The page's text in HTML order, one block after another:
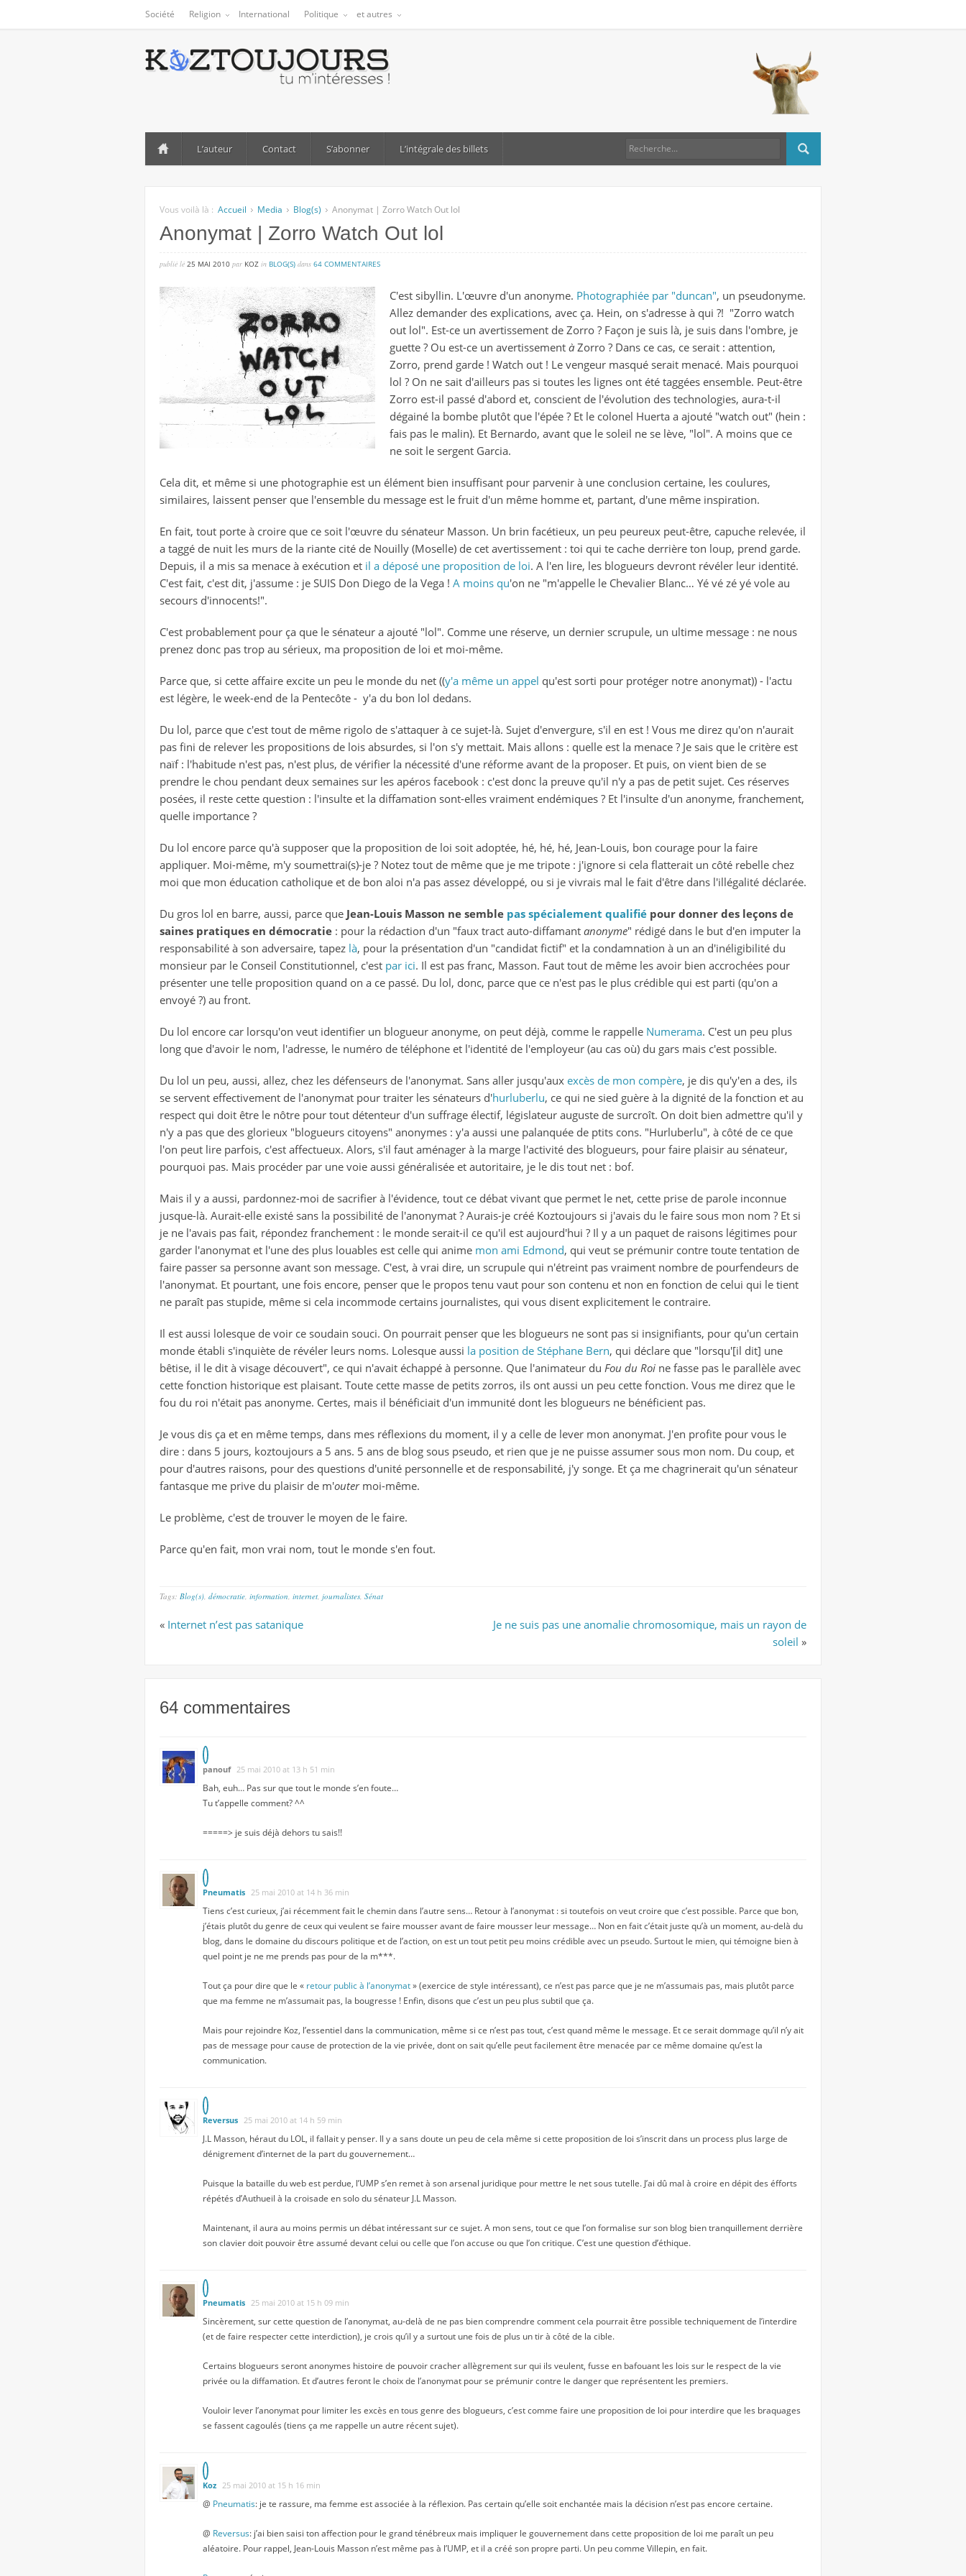
Société Religion International Politique et autres
L’auteur Contact S’abonner L’intégrale des billets
Vous voilà là : Accueil Media Blog(s) Anonymat | Zorro Watch Out lol
Anonymat | Zorro Watch Out lol
publié lé 25 MAI 2010 par KOZ in BLOG(S) dans 64 COMMENTAIRESsur
zorro
watch
C'est sibyllin. L'œuvre d'un anonyme. Photographiée par "duncan", un pseudonyme.
Allez demander des explications, avec ça. Hein, on s'adresse à qui ?! "Zorro watch
out lol". Est-ce un avertissement de Zorro ? Façon je suis là, je suis dans l'ombre, je
guette ? Ou est-ce un avertissement à Zorro ? Dans ce cas, ce serait : attention,
Zorro, prend garde ! Watch out ! Le vengeur masqué serait menacé. Mais pourquoi
lol ? On ne sait d'ailleurs pas si toutes les lignes ont été taggées ensemble. Peut-être
Zorro est-il passé d'abord et, conscient de l'évolution des technologies, aura-t-il
dégainé la bombe plutôt que l'épée ? Et le colonel Huerta a ajouté "watch out" (hein :
fais pas le malin). Et Bernardo, avant que le soleil ne se lève, "lol". A moins que ce
ne soit le sergent Garcia.
Cela dit, et même si une photographie est un élément bien insuffisant pour parvenir à une conclusion certaine, les coulures,
similaires, laissent penser que l'ensemble du message est le fruit d'un même homme et, partant, d'une même inspiration.
En fait, tout porte à croire que ce soit l'œuvre du sénateur Masson. Un brin facétieux, un peu peureux peut-être, capuche relevée, il
a taggé de nuit les murs de la riante cité de Nouilly (Moselle) de cet avertissement : toi qui te cache derrière ton loup, prend garde.
Depuis, il a mis sa menace à exécution et il a déposé une proposition de loi. A l'en lire, les blogueurs devront révéler leur identité.
C'est fait, c'est dit, j'assume : je SUIS Don Diego de la Vega ! A moins qu'on ne "m'appelle le Chevalier Blanc… Yé vé zé yé vole au
secours d'innocents!".
C'est probablement pour ça que le sénateur a ajouté "lol". Comme une réserve, un dernier scrupule, un ultime message : ne nous
prenez donc pas trop au sérieux, ma proposition de loi et moi-même.
Parce que, si cette affaire excite un peu le monde du net ((y'a même un appel qu'est sorti pour protéger notre anonymat)) - l'actu
est légère, le week-end de la Pentecôte - y'a du bon lol dedans.
Du lol, parce que c'est tout de même rigolo de s'attaquer à ce sujet-là. Sujet d'envergure, s'il en est ! Vous me direz qu'on n'aurait
pas fini de relever les propositions de lois absurdes, si l'on s'y mettait. Mais allons : quelle est la menace ? Je sais que le critère est
naïf : l'habitude n'est pas, n'est plus, de vérifier la nécessité d'une réforme avant de la proposer. Et puis, on vient bien de se
prendre le chou pendant deux semaines sur les apéros facebook : c'est donc la preuve qu'il n'y a pas de petit sujet. Ces réserves
posées, il reste cette question : l'insulte et la diffamation sont-elles vraiment endémiques ? Et l'insulte d'un anonyme, franchement,
quelle importance ?
Du lol encore parce qu'à supposer que la proposition de loi soit adoptée, hé, hé, hé, Jean-Louis, bon courage pour la faire
appliquer. Moi-même, m'y soumettrai(s)-je ? Notez tout de même que je me tripote : j'ignore si cela flatterait un côté rebelle chez
moi que mon éducation catholique et de bon aloi n'a pas assez développé, ou si je vivrais mal le fait d'être dans l'illégalité déclarée.
Du gros lol en barre, aussi, parce que Jean-Louis Masson ne semble pas spécialement qualifié pour donner des leçons de
saines pratiques en démocratie : pour la rédaction d'un "faux tract auto-diffamant anonyme" rédigé dans le but d'en imputer la
responsabilité à son adversaire, tapez là, pour la présentation d'un "candidat fictif" et la condamnation à un an d'inéligibilité du
monsieur par le Conseil Constitutionnel, c'est par ici. Il est pas franc, Masson. Faut tout de même les avoir bien accrochées pour
présenter une telle proposition quand on a ce passé. Du lol, donc, parce que ce n'est pas le plus crédible qui est parti (qu'on a
envoyé ?) au front.
Du lol encore car lorsqu'on veut identifier un blogueur anonyme, on peut déjà, comme le rappelle Numerama. C'est un peu plus
long que d'avoir le nom, l'adresse, le numéro de téléphone et l'identité de l'employeur (au cas où) du gars mais c'est possible.
Du lol un peu, aussi, allez, chez les défenseurs de l'anonymat. Sans aller jusqu'aux excès de mon compère, je dis qu'y'en a des, ils
se servent effectivement de l'anonymat pour traiter les sénateurs d'hurluberlu, ce qui ne sied guère à la dignité de la fonction et au
respect qui doit être le nôtre pour tout détenteur d'un suffrage électif, législateur auguste de surcroît. On doit bien admettre qu'il y
n'y a pas que des glorieux "blogueurs citoyens" anonymes : y'a aussi une palanquée de ptits cons. "Hurluberlu", à côté de ce que
l'on peut lire parfois, c'est affectueux. Alors, s'il faut aménager à la marge l'activité des blogueurs, pour faire plaisir au sénateur,
pourquoi pas. Mais procéder par une voie aussi généralisée et autoritaire, je le dis tout net : bof.
Mais il y a aussi, pardonnez-moi de sacrifier à l'évidence, tout ce débat vivant que permet le net, cette prise de parole inconnue
jusque-là. Aurait-elle existé sans la possibilité de l'anonymat ? Aurais-je créé Koztoujours si j'avais du le faire sous mon nom ? Et si
je ne l'avais pas fait, répondez franchement : le monde serait-il ce qu'il est aujourd'hui ? Il y a un paquet de raisons légitimes pour
garder l'anonymat et l'une des plus louables est celle qui anime mon ami Edmond, qui veut se prémunir contre toute tentation de
faire passer sa personne avant son message. C'est, à vrai dire, un scrupule qui n'étreint pas vraiment nombre de pourfendeurs de
l'anonymat. Et pourtant, une fois encore, penser que le propos tenu vaut pour son contenu et non en fonction de celui qui le tient
ne paraît pas stupide, même si cela incommode certains journalistes, qui vous disent explicitement le contraire.
Il est aussi lolesque de voir ce soudain souci. On pourrait penser que les blogueurs ne sont pas si insignifiants, pour qu'un certain
monde établi s'inquiète de révéler leurs noms. Lolesque aussi la position de Stéphane Bern, qui déclare que "lorsqu'[il dit] une
bêtise, il le dit à visage découvert", ce qui n'avait échappé à personne. Que l'animateur du Fou du Roi ne fasse pas le parallèle avec
cette fonction historique est plaisant. Toute cette masse de petits zorros, ils ont aussi un peu cette fonction. Vous me direz que le
fou du roi n'était pas anonyme. Certes, mais il bénéficiait d'un immunité dont les blogueurs ne bénéficient pas.
Je vous dis ça et en même temps, dans mes réflexions du moment, il y a celle de lever mon anonymat. J'en profite pour vous le
dire : dans 5 jours, koztoujours a 5 ans. 5 ans de blog sous pseudo, et rien que je ne puisse assumer sous mon nom. Du coup, et
pour d'autres raisons, pour des questions d'unité personnelle et de responsabilité, j'y songe. Et ça me chagrinerait qu'un sénateur
fantasque me prive du plaisir de m'outermoi-même.
Le problème, c'est de trouver le moyen de le faire.
Parce qu'en fait, mon vrai nom, tout le monde s'en fout.
Tags: Blog(s), démocratie, information, internet, journalistes, Sénat
« Internet n’est pas satanique
Je ne suis pas une anomalie chromosomique, mais un rayon de
soleil »
64 commentaires
panouf 25 mai 2010 at 13 h 51 min
Bah, euh… Pas sur que tout le monde s’en foute…
Tu t’appelle comment? ^^
=====> je suis déjà dehors tu sais!!
Pneumatis 25 mai 2010 at 14 h 36 min
Tiens c’est curieux, j’ai récemment fait le chemin dans l’autre sens… Retour à l’anonymat : si toutefois on veut croire que c’est possible. Parce que bon,
j’étais plutôt du genre de ceux qui veulent se faire mousser avant de faire mousser leur message… Non en fait c’était juste qu’à un moment, au-delà du
blog, dans le domaine du discours politique et de l’action, on est un tout petit peu moins crédible avec un pseudo. Surtout le mien, qui témoigne bien à
quel point je ne me prends pas pour de la m***.
Tout ça pour dire que le « retour public à l’anonymat» (exercice de style intéressant), ce n’est pas parce que je ne m’assumais pas, mais plutôt parce
que ma femme ne m’assumait pas, la bougresse ! Enfin, disons que c’est un peu plus subtil que ça.
Mais pour rejoindre Koz, l’essentiel dans la communication, même si ce n’est pas tout, c’est quand même le message. Et ce serait dommage qu’il n’y ait
pas de message pour cause de protection de la vie privée, dont on sait qu’elle peut facilement être menacée par ce même domaine qu’est la
communication.
Reversus 25 mai 2010 at 14 h 59 min
J.L Masson, héraut du LOL, il fallait y penser. Il y a sans doute un peu de cela même si cette proposition de loi s’inscrit dans un process plus large de
dénigrement d’internet de la part du gouvernement…
Puisque la bataille du web est perdue, l’UMP s’en remet à son arsenal juridique pour mettre le net sous tutelle. J’ai dû mal à croire en dépit des éfforts
répétés d’Authueil à la croisade en solo du sénateur J.L Masson.
Maintenant, il aura au moins permis un débat intéressant sur ce sujet. A mon sens, tout ce que l’on formalise sur son blog bien tranquillement derrière
son clavier doit pouvoir être assumé devant celui ou celle que l’on accuse ou que l’on critique. C’est une question d’éthique.
Pneumatis 25 mai 2010 at 15 h 09 min
Sincèrement, sur cette question de l’anonymat, au-delà de ne pas bien comprendre comment cela pourrait être possible techniquement de l’interdire
(et de faire respecter cette interdiction), je crois qu’il y a surtout une fois de plus un tir à côté de la cible.
Certains blogueurs seront anonymes histoire de pouvoir cracher allègrement sur qui ils veulent, fusse en bafouant les lois sur le respect de la vie
privée ou la diffamation. Et d’autres feront le choix de l’anonymat pour se prémunir contre le danger que représentent les premiers.
Vouloir lever l’anonymat pour limiter les excès en tous genre des blogueurs, c’est comme faire une proposition de loi pour interdire que les braquages
se fassent cagoulés (tiens ça me rappelle un autre récent sujet).
Koz 25 mai 2010 at 15 h 16 min
@ Pneumatis: je te rassure, ma femme est associée à la réflexion. Pas certain qu’elle soit enchantée mais la décision n’est pas encore certaine.
@ Reversus: j’ai bien saisi ton affection pour le grand ténébreux mais impliquer le gouvernement dans cette proposition de loi me paraît un peu
aléatoire. Pour rappel, Jean-Louis Masson n’est même pas à l’UMP, et il a créé son propre parti. Un peu comme Villepin, en fait.